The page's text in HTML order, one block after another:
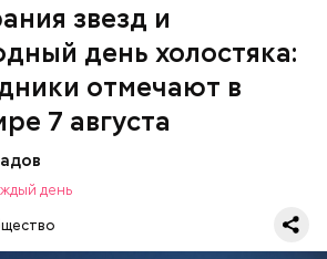
звезд и
день холостяка:
отмечают в
7 августа
день